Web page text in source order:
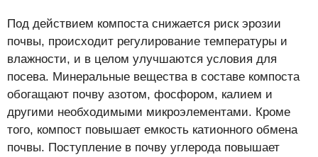
Под действием компоста снижается риск эрозии
почвы, происходит регулирование температуры и
влажности, и в целом улучшаются условия для
посева. Минеральные вещества в составе компоста
обогащают почву азотом, фосфором, калием и
другими необходимыми микроэлементами. Кроме
того, компост повышает емкость катионного обмена
почвы. Поступление в почву углерода повышает